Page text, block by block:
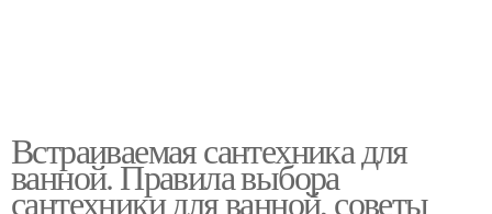
Встраиваемая сантехника для
ванной. Правила выбора
сантехники для ванной, советы